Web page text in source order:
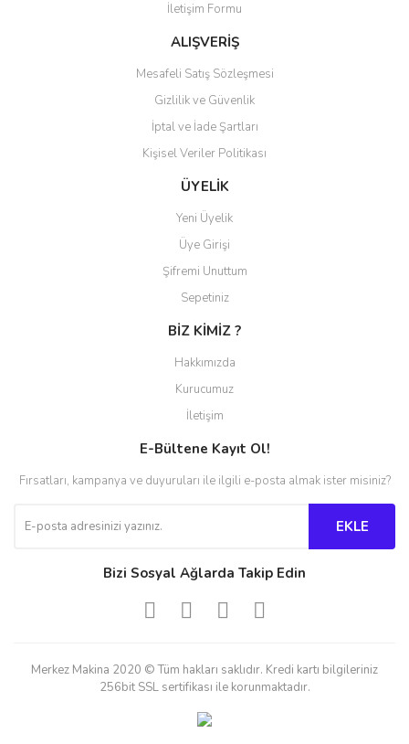
Ürün açıklamasında eksik bilgiler bulunuyor.
Ürün bilgilerinde hatalar bulunuyor.
Gönder
İletişim Formu
ALIŞVERİŞ
Mesafeli Satış Sözleşmesi
Gizlilik ve Güvenlik
İptal ve İade Şartları
Kişisel Veriler Politikası
ÜYELİK
Yeni Üyelik
Üye Girişi
Şifremi Unuttum
Sepetiniz
BİZ KİMİZ ?
Hakkımızda
Kurucumuz
İletişim
E-Bültene Kayıt Ol!
Fırsatları, kampanya ve duyuruları ile ilgili e-posta almak ister misiniz?
EKLE
Bizi Sosyal Ağlarda Takip Edin
Merkez Makina 2020 © Tüm hakları saklıdır. Kredi kartı bilgileriniz
256bit SSL sertifikası ile korunmaktadır.